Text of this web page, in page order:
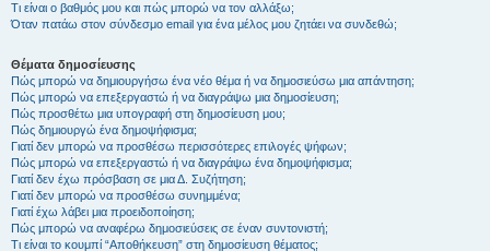
Τι είναι ο βαθμός μου και πώς μπορώ να τον αλλάξω;
Όταν πατάω στον σύνδεσμο email για ένα μέλος μου ζητάει να συνδεθώ;
Θέματα δημοσίευσης
Πώς μπορώ να δημιουργήσω ένα νέο θέμα ή να δημοσιεύσω μια απάντηση;
Πώς μπορώ να επεξεργαστώ ή να διαγράψω μια δημοσίευση;
Πώς προσθέτω μια υπογραφή στη δημοσίευση μου;
Πώς δημιουργώ ένα δημοψήφισμα;
Γιατί δεν μπορώ να προσθέσω περισσότερες επιλογές ψήφων;
Πώς μπορώ να επεξεργαστώ ή να διαγράψω ένα δημοψήφισμα;
Γιατί δεν έχω πρόσβαση σε μια Δ. Συζήτηση;
Γιατί δεν μπορώ να προσθέσω συνημμένα;
Γιατί έχω λάβει μια προειδοποίηση;
Πώς μπορώ να αναφέρω δημοσιεύσεις σε έναν συντονιστή;
Τι είναι το κουμπί “Αποθήκευση” στη δημοσίευση θέματος;